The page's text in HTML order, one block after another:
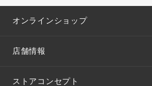
オンラインショップ
店舗情報
ストアコンセプト